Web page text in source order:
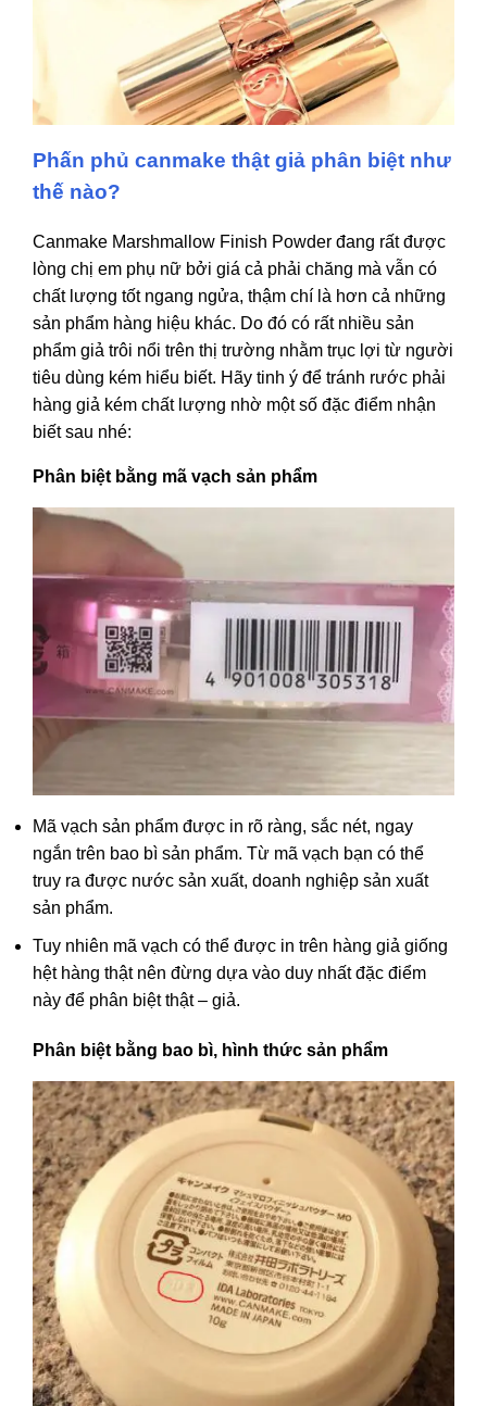
Phấn phủ canmake thật giả phân biệt như
thế nào?
Canmake Marshmallow Finish Powder đang rất được
lòng chị em phụ nữ bởi giá cả phải chăng mà vẫn có
chất lượng tốt ngang ngửa, thậm chí là hơn cả những
sản phẩm hàng hiệu khác. Do đó có rất nhiều sản
phẩm giả trôi nổi trên thị trường nhằm trục lợi từ người
tiêu dùng kém hiểu biết. Hãy tinh ý để tránh rước phải
hàng giả kém chất lượng nhờ một số đặc điểm nhận
biết sau nhé:
Phân biệt bằng mã vạch sản phẩm
Mã vạch sản phẩm được in rõ ràng, sắc nét, ngay
ngắn trên bao bì sản phẩm. Từ mã vạch bạn có thể
truy ra được nước sản xuất, doanh nghiệp sản xuất
sản phẩm.
Tuy nhiên mã vạch có thể được in trên hàng giả giống
hệt hàng thật nên đừng dựa vào duy nhất đặc điểm
này để phân biệt thật – giả.
Phân biệt bằng bao bì, hình thức sản phẩm